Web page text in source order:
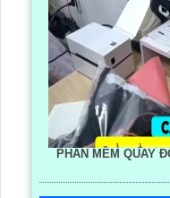
PHẦN MỀM QUAY